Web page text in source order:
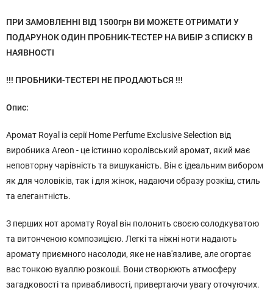
ПРИ ЗАМОВЛЕННІ ВІД 1500грн ВИ МОЖЕТЕ ОТРИМАТИ У
ПОДАРУНОК ОДИН ПРОБНИК-ТЕСТЕР НА ВИБІР З СПИСКУ В
НАЯВНОСТІ
!!! ПРОБНИКИ-ТЕСТЕРІ НЕ ПРОДАЮТЬСЯ !!!
Опис:
Аромат Royal із серії Home Perfume Exclusive Selection від
виробника Areon - це істинно королівський аромат, який має
неповторну чарівність та вишуканість. Він є ідеальним вибором
як для чоловіків, так і для жінок, надаючи образу розкіш, стиль
та елегантність.
З перших нот аромату Royal він полонить своєю солодкуватою
та витонченою композицією. Легкі та ніжні ноти надають
аромату приємного насолоди, яке не нав'язливе, але огортає
вас тонкою вуаллю розкоші. Вони створюють атмосферу
загадковості та привабливості, привертаючи увагу оточуючих.